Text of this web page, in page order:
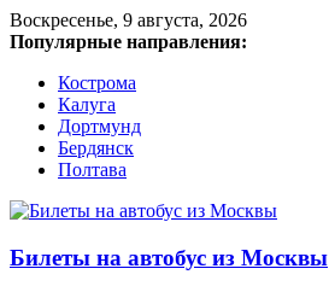
Воскресенье, 9 августа, 2026
Популярные направления:
Кострома
Калуга
Дортмунд
Бердянск
Полтава
Билеты на автобус из Москвы